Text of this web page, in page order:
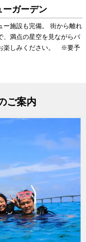
ーガーデン
ー施設も完備。 街から離れ
、満点の星空を見ながらバ
楽しみください。 ※要予
ご案内